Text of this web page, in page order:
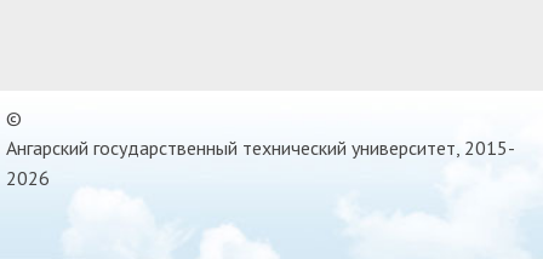
©
Ангарский государственный технический университет, 2015-
2026